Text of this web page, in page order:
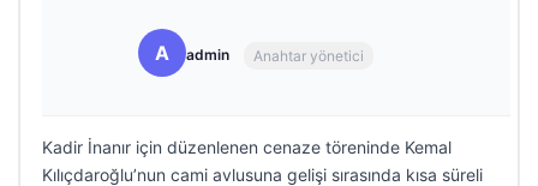
A admin Anahtar yönetici
Kadir İnanır için düzenlenen cenaze töreninde Kemal
Kılıçdaroğlu’nun cami avlusuna gelişi sırasında kısa süreli